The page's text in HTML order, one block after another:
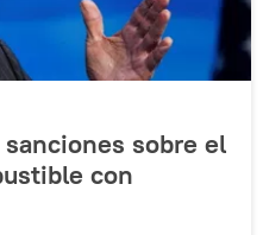
sobre el
con